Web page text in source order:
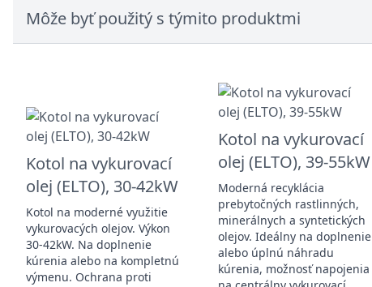
Môže byť použitý s týmito produktmi
Kotol na vykurovací
olej (ELTO), 30-42kW
Kotol na moderné využitie
vykurovacých olejov. Výkon
30-42kW. Na doplnenie
kúrenia alebo na kompletnú
výmenu. Ochrana proti
Kotol na vykurovací
olej (ELTO), 39-55kW
Moderná recyklácia
prebytočných rastlinných,
minerálnych a syntetických
olejov. Ideálny na doplnenie
alebo úplnú náhradu
kúrenia, možnosť napojenia